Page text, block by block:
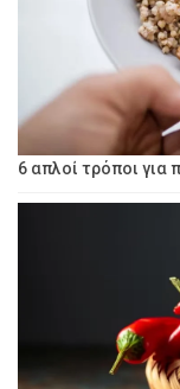
6 απλοί τρόποι για